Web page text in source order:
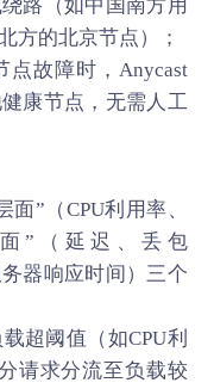
路（如中国南方用
方的北京节点）；
点故障时，Anycast
康节点，无需人工
面”（CPU利用率、
”（延迟、丢包
器响应时间）三个
超阈值（如CPU利
请求分流至负载较